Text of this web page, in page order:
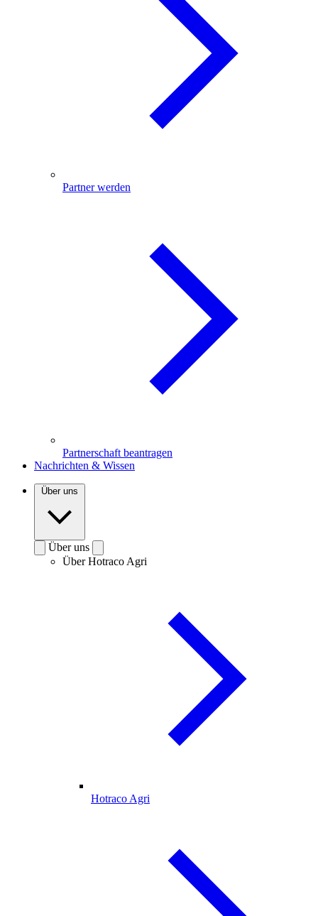
Partner werden
Partnerschaft beantragen
Nachrichten & Wissen
Über uns
Über uns
Über Hotraco Agri
Hotraco Agri